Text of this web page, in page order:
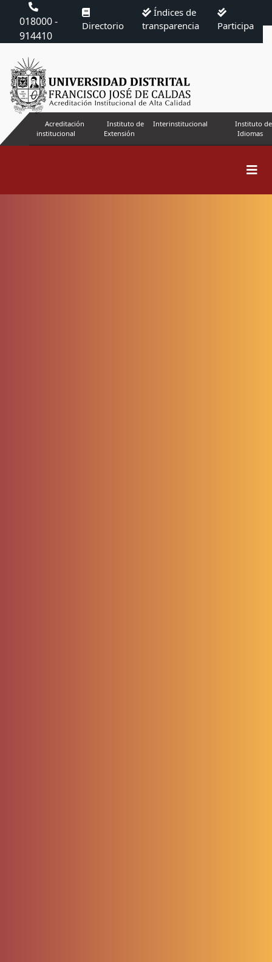
018000 -
914410
Directorio
Índices de
transparencia
Participa
Acreditación
institucional
Instituto de
Extensión
Interinstitucional
Instituto de
Idiomas